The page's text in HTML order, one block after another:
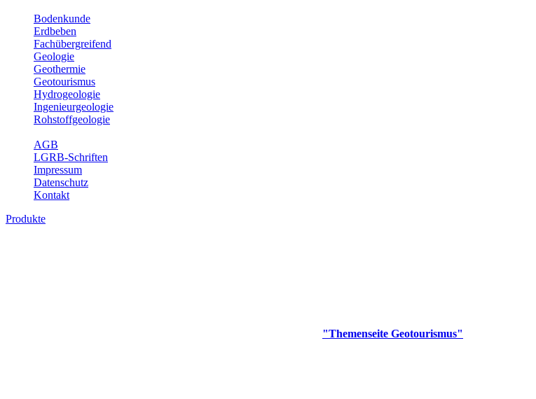
Bodenkunde
Erdbeben
Fachübergreifend
Geologie
Geothermie
Geotourismus
Hydrogeologie
Ingenieurgeologie
Rohstoffgeologie
AGB
LGRB-Schriften
Impressum
Datenschutz
Kontakt
Produkte
"Themenseite Geotourismus"